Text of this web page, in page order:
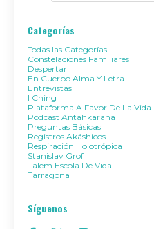
Categorías
Todas las Categorías
Constelaciones Familiares
Despertar
En Cuerpo Alma Y Letra
Entrevistas
I Ching
Plataforma A Favor De La Vida
Podcast Antahkarana
Preguntas Básicas
Registros Akáshicos
Respiración Holotrópica
Stanislav Grof
Talem Escola De Vida
Tarragona
Síguenos